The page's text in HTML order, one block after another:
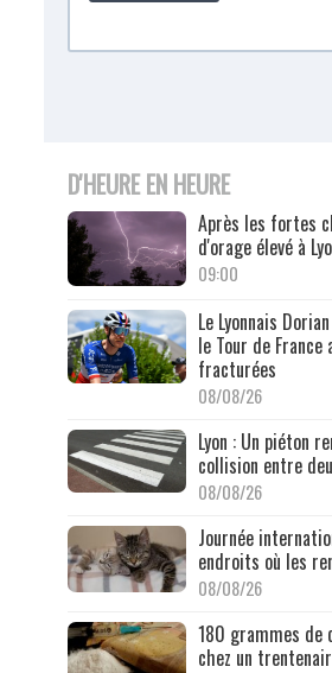
D'HEURE EN HEURE
Après les fortes
d'orage élevé à
09:00
Le Lyonnais
le Tour de
fracturées
08/08/26
Lyon : Un piéton
collision entre
08/08/26
Journée
endroits où les
08/08/26
180 grammes de
chez un